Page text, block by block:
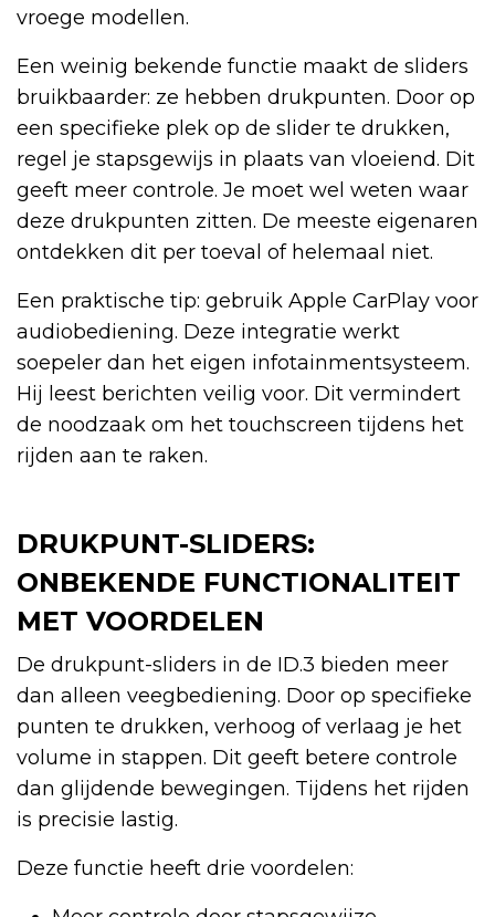
vroege modellen.
Een weinig bekende functie maakt de sliders
bruikbaarder: ze hebben drukpunten. Door op
een specifieke plek op de slider te drukken,
regel je stapsgewijs in plaats van vloeiend. Dit
geeft meer controle. Je moet wel weten waar
deze drukpunten zitten. De meeste eigenaren
ontdekken dit per toeval of helemaal niet.
Een praktische tip: gebruik Apple CarPlay voor
audiobediening. Deze integratie werkt
soepeler dan het eigen infotainmentsysteem.
Hij leest berichten veilig voor. Dit vermindert
de noodzaak om het touchscreen tijdens het
rijden aan te raken.
DRUKPUNT-SLIDERS:
ONBEKENDE FUNCTIONALITEIT
MET VOORDELEN
De drukpunt-sliders in de ID.3 bieden meer
dan alleen veegbediening. Door op specifieke
punten te drukken, verhoog of verlaag je het
volume in stappen. Dit geeft betere controle
dan glijdende bewegingen. Tijdens het rijden
is precisie lastig.
Deze functie heeft drie voordelen: